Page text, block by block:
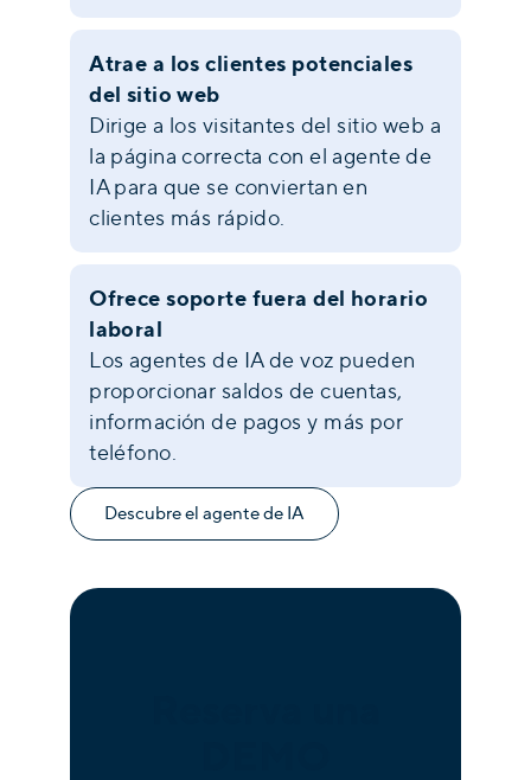
Atrae a los clientes potenciales
del sitio web
Dirige a los visitantes del sitio web a
la página correcta con el agente de
IA para que se conviertan en
clientes más rápido.
Ofrece soporte fuera del horario
laboral
Los agentes de IA de voz pueden
proporcionar saldos de cuentas,
información de pagos y más por
teléfono.
Descubre el agente de IA